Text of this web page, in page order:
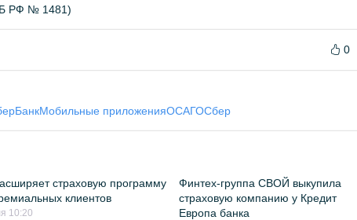
РФ № 1481)
0
Мобильные приложенияОСАГОСбер
страховую программу
клиентов
10:20
Финтех-группа СВОЙ выкупила
страховую компанию у Кредит
Европа банка